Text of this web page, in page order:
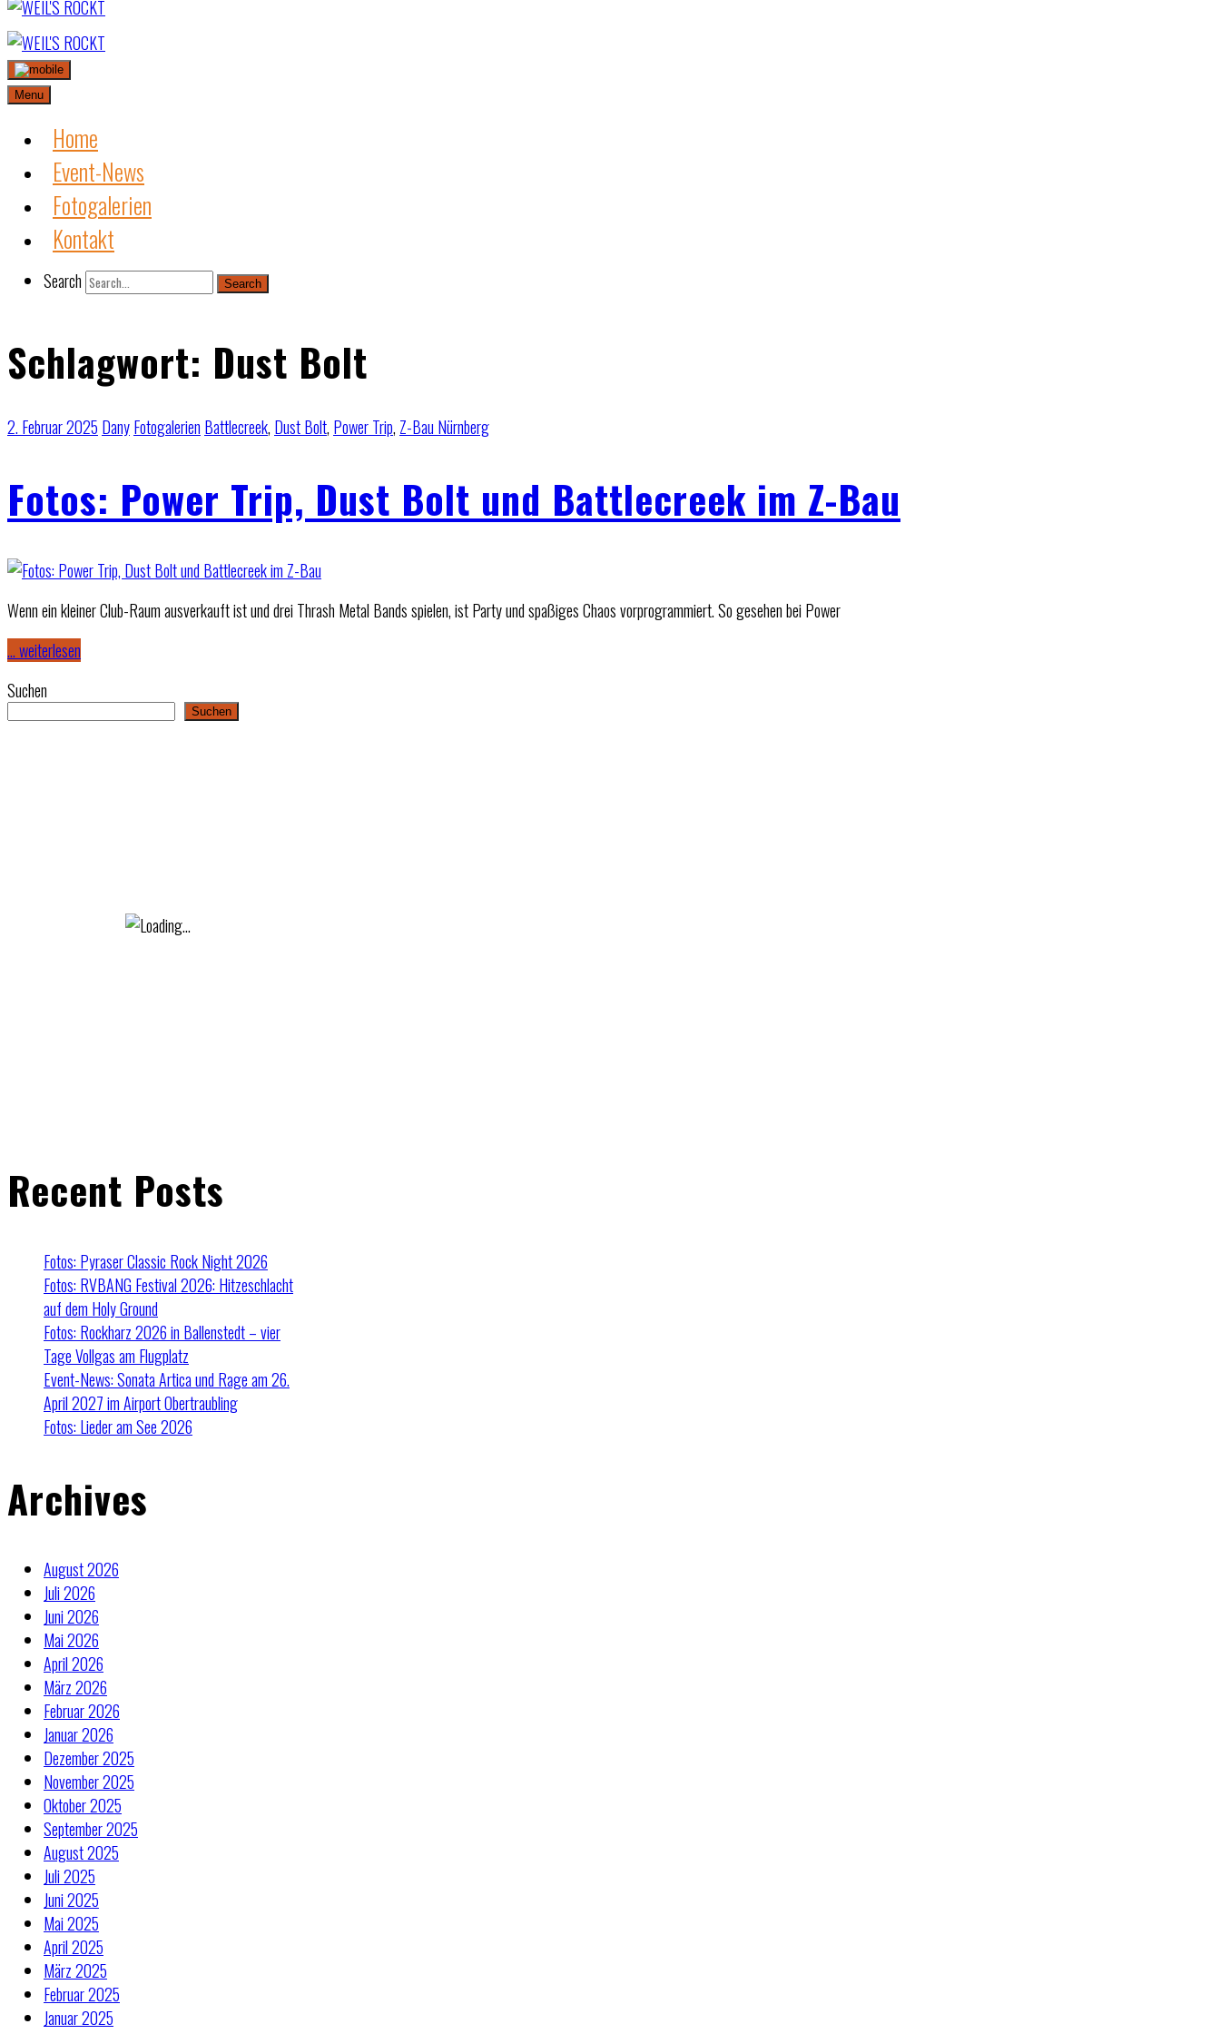
Skip
to
content
Menu
Home
Event-News
Fotogalerien
Kontakt
Search Search
Schlagwort: Dust Bolt
2. Februar 2025 DanyFotogalerien Battlecreek, Dust Bolt, Power Trip, Z-Bau Nürnberg
Fotos: Power Trip, Dust Bolt und Battlecreek im Z-Bau
Wenn ein kleiner Club-Raum ausverkauft ist und drei Thrash Metal Bands spielen, ist Party und spaßiges Chaos vorprogrammiert. So gesehen bei Power
… weiterlesen
Suchen
Suchen
Recent Posts
Fotos: Pyraser Classic Rock Night 2026
Fotos: RVBANG Festival 2026: Hitzeschlacht
auf dem Holy Ground
Fotos: Rockharz 2026 in Ballenstedt – vier
Tage Vollgas am Flugplatz
Event-News: Sonata Artica und Rage am 26.
April 2027 im Airport Obertraubling
Fotos: Lieder am See 2026
Archives
August 2026
Juli 2026
Juni 2026
Mai 2026
April 2026
März 2026
Februar 2026
Januar 2026
Dezember 2025
November 2025
Oktober 2025
September 2025
August 2025
Juli 2025
Juni 2025
Mai 2025
April 2025
März 2025
Februar 2025
Januar 2025